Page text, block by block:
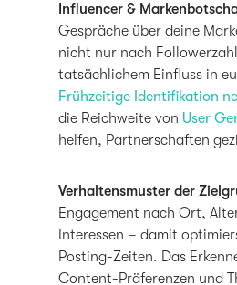
Influencer &
Gespräche über deine
nicht nur nach
tatsächlichem Einfluss in
Frühzeitige Identifikation
die Reichweite von User
helfen, Partnerschaften
Verhaltensmuster der
Engagement nach Ort,
Interessen – damit
Posting-Zeiten. Das
Content-Präferenzen und